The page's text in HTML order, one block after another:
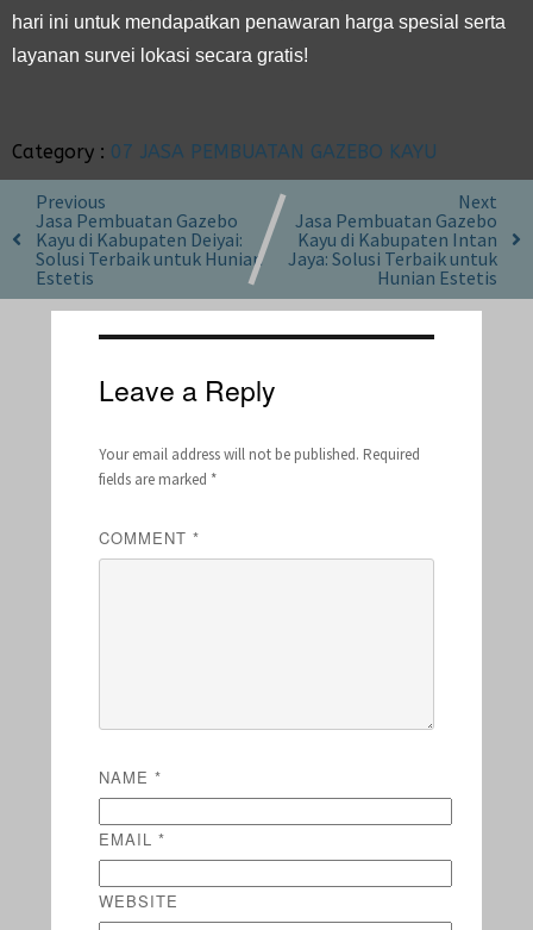
hari ini untuk mendapatkan penawaran harga spesial serta
layanan survei lokasi secara gratis!
Category : 07 JASA PEMBUATAN GAZEBO KAYU
Previous
Jasa Pembuatan Gazebo
Kayu di Kabupaten Deiyai:
Solusi Terbaik untuk Hunian
Estetis
Next
Jasa Pembuatan Gazebo
Kayu di Kabupaten Intan
Jaya: Solusi Terbaik untuk
Hunian Estetis
Leave a Reply
Your email address will not be published. Required
fields are marked *
COMMENT *
NAME *
EMAIL *
WEBSITE